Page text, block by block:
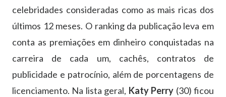
celebridades consideradas como as mais ricas dos
últimos 12 meses. O ranking da publicação leva em
conta as premiações em dinheiro conquistadas na
carreira de cada um, cachês, contratos de
publicidade e patrocínio, além de porcentagens de
licenciamento. Na lista geral, Katy Perry (30) ficou